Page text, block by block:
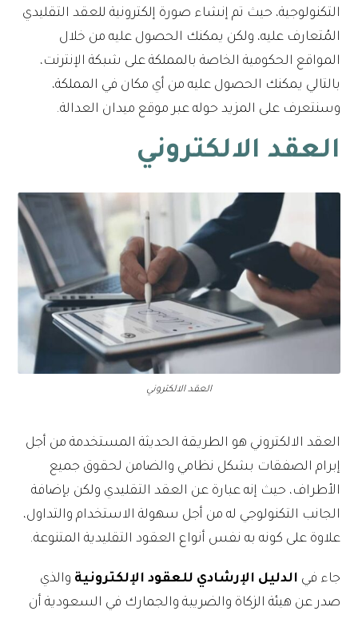
التكنولوجية، حيث تم إنشاء صورة إلكترونية للعقد التقليدي
المُتعارف عليه، ولكن يمكنك الحصول عليه من خلال
المواقع الحكومية الخاصة بالمملكة على شبكة الإنترنت،
بالتالي يمكنك الحصول عليه من أي مكان في المملكة،
وسنتعرف على المزيد حوله عبر موقع ميدان العدالة.
العقد الالكتروني
العقد الالكتروني
العقد الالكتروني هو الطريقة الحديثة المستخدمة من أجل
إبرام الصفقات بشكل نظامي والضامن لحقوق جميع
الأطراف، حيث إنه عبارة عن العقد التقليدي ولكن بإضافة
الجانب التكنولوجي له من أجل سهولة الاستخدام والتداول،
علاوة على كونه به نفس أنواع العقود التقليدية المتنوعة.
جاء في الدليل الإرشادي للعقود الإلكترونية والذي
صدر عن هيئة الزكاة والضريبة والجمارك في السعودية أن